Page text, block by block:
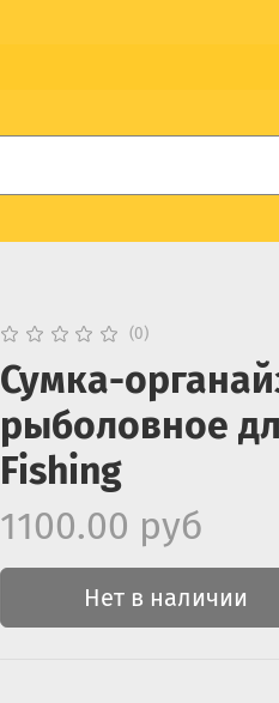
(0)
Сумка-
рыболовное
Fishing
1100.00 руб
Нет в наличии